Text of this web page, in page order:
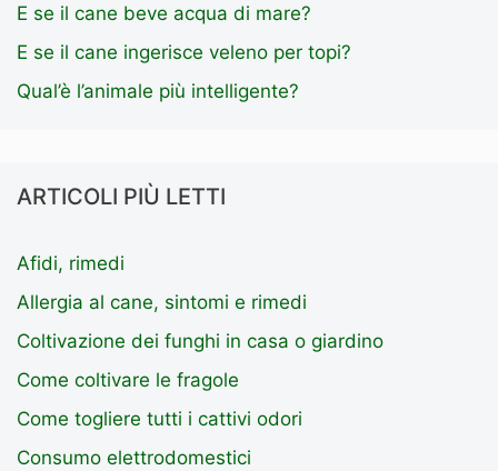
E se il cane beve acqua di mare?
E se il cane ingerisce veleno per topi?
Qual’è l’animale più intelligente?
ARTICOLI PIÙ LETTI
Afidi, rimedi
Allergia al cane, sintomi e rimedi
Coltivazione dei funghi in casa o giardino
Come coltivare le fragole
Come togliere tutti i cattivi odori
Consumo elettrodomestici